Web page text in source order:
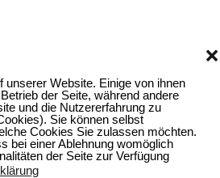
unserer Website. Einige von ihnen
der Seite, während andere
und die Nutzererfahrung zu
Sie können selbst
Cookies Sie zulassen möchten.
bei einer Ablehnung womöglich
der Seite zur Verfügung
❌